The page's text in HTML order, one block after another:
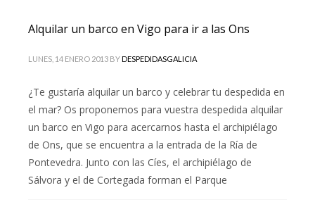
Alquilar un barco en Vigo para ir a las Ons
LUNES, 14 ENERO 2013 BYDESPEDIDASGALICIA
¿Te gustaría alquilar un barco y celebrar tu despedida en
el mar? Os proponemos para vuestra despedida alquilar
un barco en Vigo para acercarnos hasta el archipiélago
de Ons, que se encuentra a la entrada de la Ría de
Pontevedra. Junto con las Cíes, el archipiélago de
Sálvora y el de Cortegada forman el Parque